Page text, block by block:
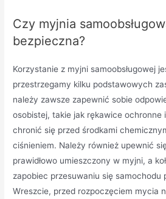
Czy myjnia
bezpieczna?
Korzystanie z myjni samoobsługowej
przestrzegamy kilku podstawowych
należy zawsze zapewnić sobie
osobistej, takie jak rękawice ochronne
chronić się przed środkami
ciśnieniem. Należy również upewnić
prawidłowo umieszczony w myjni, a
zapobiec przesuwaniu się samochodu
Wreszcie, przed rozpoczęciem mycia